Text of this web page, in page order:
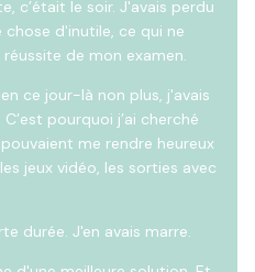
c’était le soir. J'avais perdu
d'inutile, ce qui ne
de mon examen.
ce jour-là non plus, j'avais
pourquoi j’ai cherché
me rendre heureux
jeux vidéo, les sorties avec
durée. J'en avais marre.